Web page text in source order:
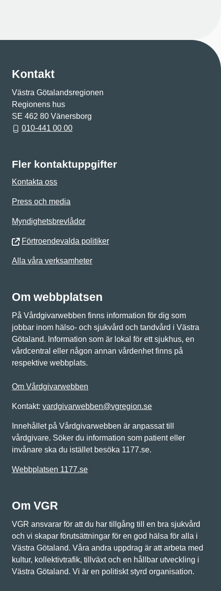
Kontakt
Västra Götalandsregionen
Regionens hus
SE 462 80 Vänersborg
010-441 00 00
Fler kontaktuppgifter
Kontakta oss
Press och media
Myndighetsbrevlådor
Förtroendevalda politiker
Alla våra verksamheter
Om webbplatsen
På Vårdgivarwebben finns information för dig som
jobbar inom hälso- och sjukvård och tandvård i Västra
Götaland. Information som är lokal för ett sjukhus, en
vårdcentral eller någon annan vårdenhet finns på
respektive webbplats.
Om Vårdgivarwebben
Kontakt: vardgivarwebben@vgregion.se
Innehållet på Vårdgivarwebben är anpassat till
vårdgivare. Söker du information som patient eller
invånare ska du istället besöka 1177.se.
Webbplatsen 1177.se
Om VGR
VGR ansvarar för att du har tillgång till en bra sjukvård
och vi skapar förutsättningar för en god hälsa för alla i
Västra Götaland. Våra andra uppdrag är att arbeta med
kultur, kollektivtrafik, tillväxt och en hållbar utveckling i
Västra Götaland. Vi är en politiskt styrd organisation.